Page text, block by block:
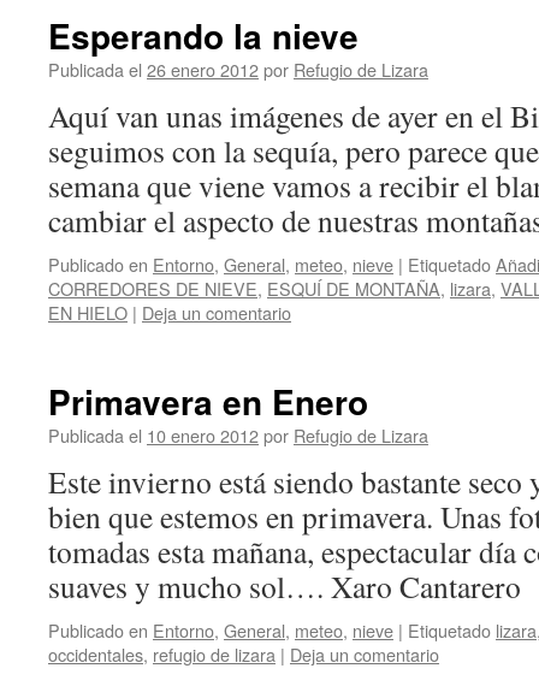
Esperando la nieve
Publicada el 26 enero 2012por Refugio de Lizara
Aquí van unas imágenes de ayer en el
seguimos con la sequía, pero parece
semana que viene vamos a recibir el
cambiar el aspecto de nuestras
Publicado en Entorno, General, meteo, nieve | Etiquetado
CORREDORES DE NIEVE, ESQUÍ DE MONTAÑA, lizara,
EN HIELO | Deja un comentario
Primavera en Enero
Publicada el 10 enero 2012por Refugio de Lizara
Este invierno está siendo bastante seco
bien que estemos en primavera. Unas
tomadas esta mañana, espectacular día
suaves y mucho sol…. Xaro Cantarero
Publicado en Entorno, General, meteo, nieve | Etiquetado lizara
occidentales, refugio de lizara | Deja un comentario